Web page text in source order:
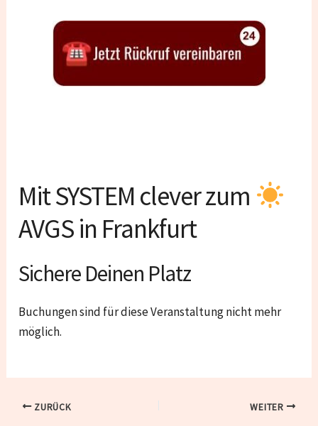
Mit SYSTEM clever zum
AVGS in Frankfurt
Sichere Deinen Platz
Buchungen sind für diese Veranstaltung nicht mehr
möglich.
ZURÜCK WEITER